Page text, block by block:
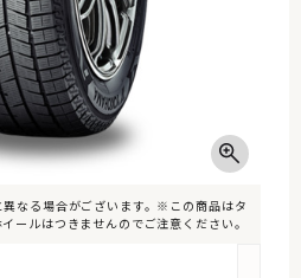
なる場合がございます。※この商品はタ
ールはつきませんのでご注意ください。